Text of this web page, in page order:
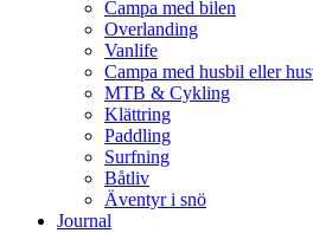
Campa med bilen
Overlanding
Vanlife
Campa med husbil eller
MTB & Cykling
Klättring
Paddling
Surfning
Båtliv
Äventyr i snö
Journal